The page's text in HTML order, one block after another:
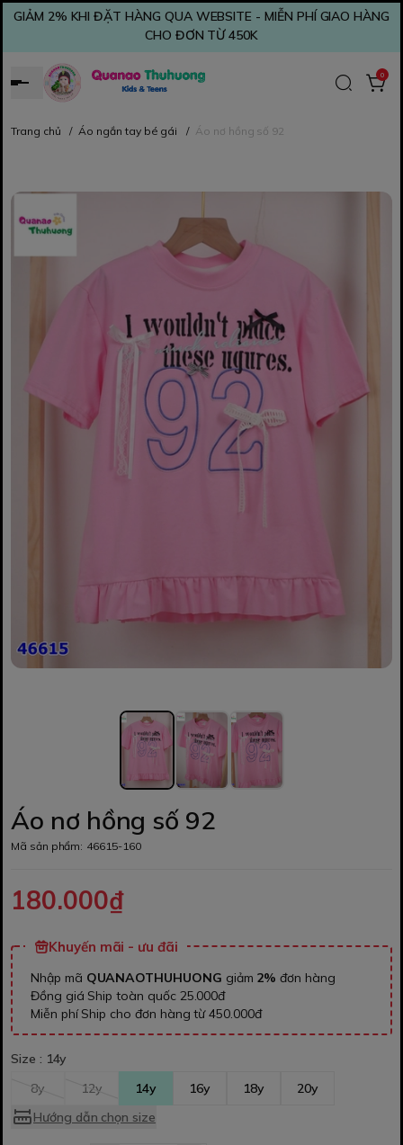
GIẢM 2% KHI ĐẶT HÀNG QUA WEBSITE - MIỄN PHÍ GIAO HÀNG
CHO ĐƠN TỪ 450K
0
Trang chủ / Áo ngắn tay bé gái / Áo nơ hồng số 92
Áo nơ hồng số 92
Mã sản phẩm: 46615-160
180.000₫
Khuyến mãi - ưu đãi
Nhập mã QUANAOTHUHUONG giảm 2% đơn hàng
Đồng giá Ship toàn quốc 25.000đ
Miễn phí Ship cho đơn hàng từ 450.000đ
Size : 14y
8y
12y 14y 16y 18y
20y
Hướng dẫn chọn size